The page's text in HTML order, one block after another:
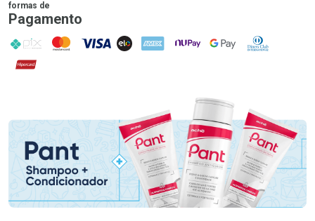
formas de
Pagamento
PIX MasterCard
VISA ELO AMEX NuPay Google PayDiners Club
Hipercard
Promoção em Destaque